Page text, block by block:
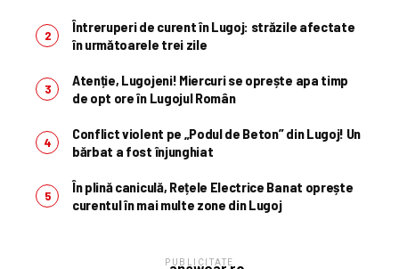
Întreruperi de curent în Lugoj: străzile afectate
în următoarele trei zile
Atenție, Lugojeni! Miercuri se oprește apa timp
de opt ore în Lugojul Român
Conflict violent pe „Podul de Beton” din Lugoj! Un
bărbat a fost înjunghiat
În plină caniculă, Rețele Electrice Banat oprește
curentul în mai multe zone din Lugoj
PUBLICITATE